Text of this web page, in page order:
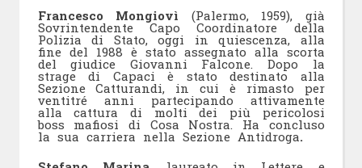
Francesco Mongiovì (Palermo, 1959), già
Sovrintendente Capo Coordinatore della
Polizia di Stato, oggi in quiescenza, alla
fine del 1988 è stato assegnato alla scorta
del giudice Giovanni Falcone. Dopo la
strage di Capaci è stato destinato alla
Sezione Catturandi, in cui è rimasto per
ventitré anni partecipando attivamente
alla cattura di molti dei più pericolosi
boss mafiosi di Cosa Nostra. Ha concluso
la sua carriera nella Sezione Antidroga.